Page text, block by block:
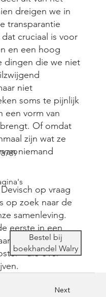
dreigen we in
transparantie
cruciaal is voor
en een hoog
dingen die we niet
niet
soms te pijnlijk
een vorm van
Of omdat
zijn wat ze
niemand
op vraag
op zoek naar de
samenleving.
eerste in een
Erwin
- die over
Bestel bij
boekhandel Walry
Next